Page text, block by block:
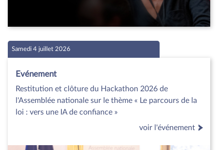
Samedi 4 juillet 2026
Evénement
Restitution et clôture du Hackathon 2026 de
l'Assemblée nationale sur le thème « Le parcours de la
loi : vers une IA de confiance »
voir l'événement